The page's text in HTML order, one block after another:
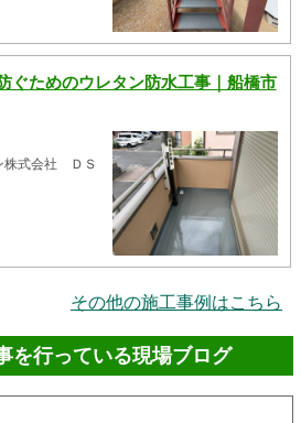
ぐためのウレタン防水工事｜船橋市
株式会社 ＤＳ
その他の施工事例はこちら
を行っている現場ブログ